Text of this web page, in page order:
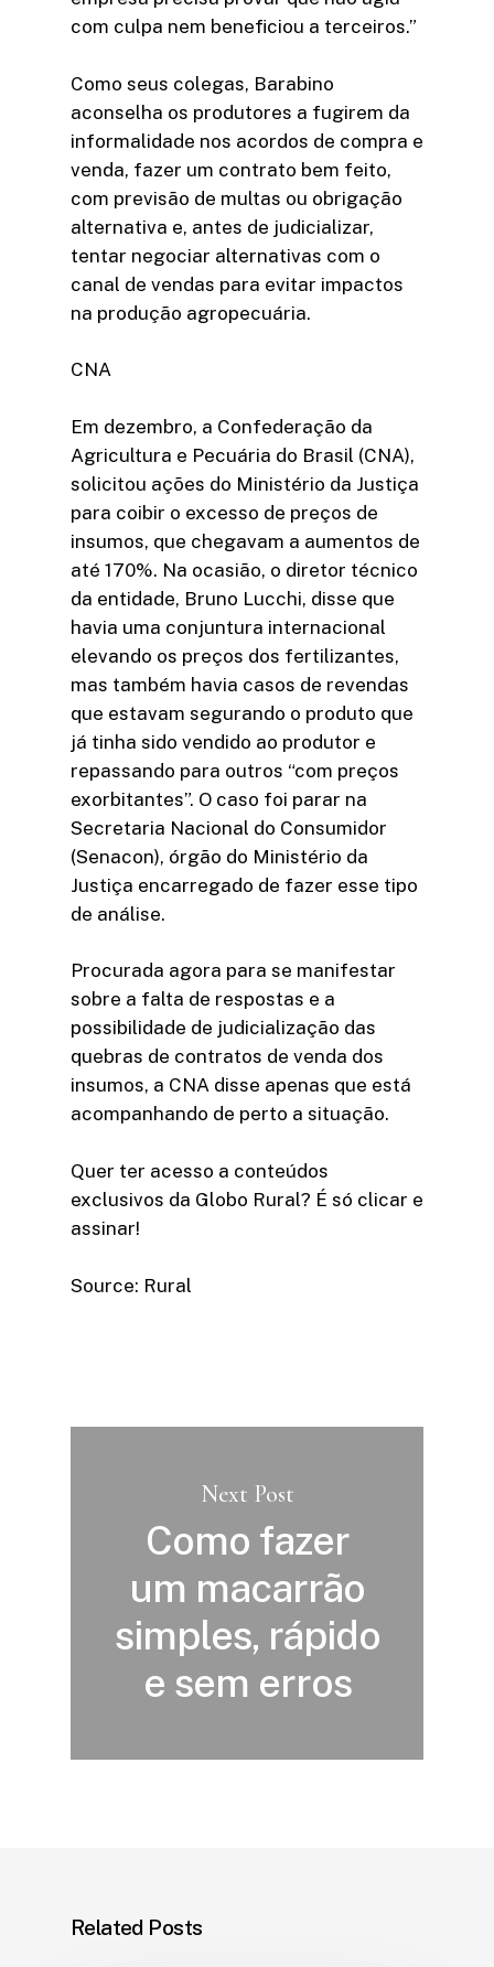
com culpa nem beneficiou a terceiros.”
Como seus colegas, Barabino
aconselha os produtores a fugirem da
informalidade nos acordos de compra e
venda, fazer um contrato bem feito,
com previsão de multas ou obrigação
alternativa e, antes de judicializar,
tentar negociar alternativas com o
canal de vendas para evitar impactos
na produção agropecuária.
CNA
Em dezembro, a Confederação da
Agricultura e Pecuária do Brasil (CNA),
solicitou ações do Ministério da Justiça
para coibir o excesso de preços de
insumos, que chegavam a aumentos de
até 170%. Na ocasião, o diretor técnico
da entidade, Bruno Lucchi, disse que
havia uma conjuntura internacional
elevando os preços dos fertilizantes,
mas também havia casos de revendas
que estavam segurando o produto que
já tinha sido vendido ao produtor e
repassando para outros “com preços
exorbitantes”. O caso foi parar na
Secretaria Nacional do Consumidor
(Senacon), órgão do Ministério da
Justiça encarregado de fazer esse tipo
de análise.
Procurada agora para se manifestar
sobre a falta de respostas e a
possibilidade de judicialização das
quebras de contratos de venda dos
insumos, a CNA disse apenas que está
acompanhando de perto a situação.
Quer ter acesso a conteúdos
exclusivos da Globo Rural? É só clicar e
assinar!​
Source: Rural
Next Post
Como fazer
um macarrão
simples, rápido
e sem erros
Related Posts